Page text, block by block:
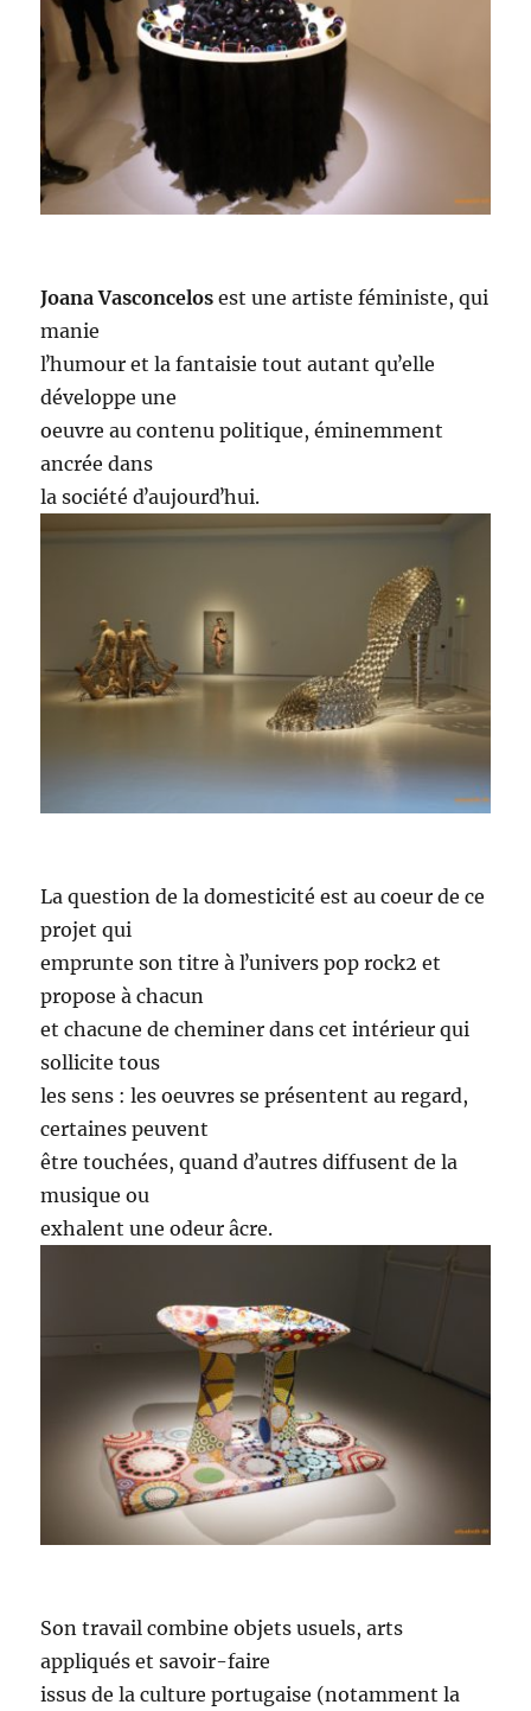
Joana Vasconcelos est une artiste féministe, qui
manie
lʼhumour et la fantaisie tout autant quʼelle
développe une
oeuvre au contenu politique, éminemment
ancrée dans
la société dʼaujourdʼhui.
La question de la domesticité est au coeur de ce
projet qui
emprunte son titre à lʼunivers pop rock2 et
propose à chacun
et chacune de cheminer dans cet intérieur qui
sollicite tous
les sens : les oeuvres se présentent au regard,
certaines peuvent
être touchées, quand dʼautres diffusent de la
musique ou
exhalent une odeur âcre.
Son travail combine objets usuels, arts
appliqués et savoir-faire
issus de la culture portugaise (notamment la